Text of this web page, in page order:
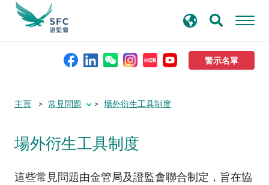
警示名單
本會簡介
規則及標準
尋
主頁 常見問題 場外衍生工具制度
場外衍生工具制度
這些常見問題由金管局及證監會聯合制定，旨在協